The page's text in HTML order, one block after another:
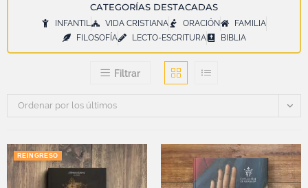
CATEGORÍAS DESTACADAS
INFANTIL VIDA CRISTIANA ORACIÓN
FAMILIA
FILOSOFÍA
LECTO-ESCRITURA BIBLIA
Filtrar
Ordenar por los últimos
REINGRESO